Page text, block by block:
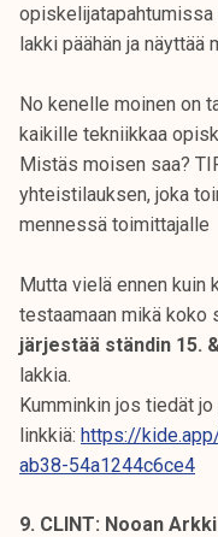
opiskelijatapahtumissa
lakki päähän ja näyttää
No kenelle moinen on
kaikille tekniikkaa
Mistäs moisen saa?
yhteistilauksen, joka
mennessä toimittajalle
Mutta vielä ennen kuin
testaamaan mikä koko
järjestää ständin 15.
lakkia.
Kumminkin jos tiedät
linkkiä: https://
ab38-54a1244c6ce4
9. CLINT: Nooan